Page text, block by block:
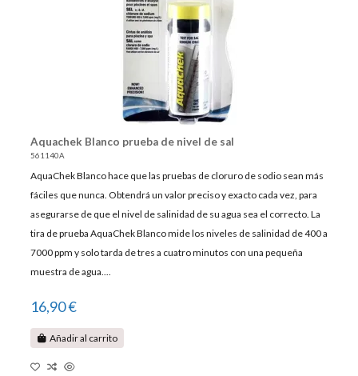
Aquachek Blanco prueba de nivel de sal
561140A
AquaChek Blanco hace que las pruebas de cloruro de sodio sean más
fáciles que nunca. Obtendrá un valor preciso y exacto cada vez, para
asegurarse de que el nivel de salinidad de su agua sea el correcto. La
tira de prueba AquaChek Blanco mide los niveles de salinidad de 400 a
7000 ppm y solo tarda de tres a cuatro minutos con una pequeña
muestra de agua....
16,90 €
Añadir al carrito